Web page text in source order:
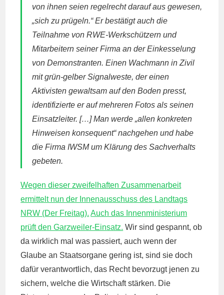
von ihnen seien regelrecht darauf aus gewesen,
„sich zu prügeln.“ Er bestätigt auch die
Teilnahme von RWE-Werkschützern und
Mitarbeitern seiner Firma an der Einkesselung
von Demonstranten. Einen Wachmann in Zivil
mit grün-gelber Signalweste, der einen
Aktivisten gewaltsam auf den Boden presst,
identifizierte er auf mehreren Fotos als seinen
Einsatzleiter. […] Man werde „allen konkreten
Hinweisen konsequent“ nachgehen und habe
die Firma IWSM um Klärung des Sachverhalts
gebeten.
Wegen dieser zweifelhaften Zusammenarbeit
ermittelt nun der Innenausschuss des Landtags
NRW (Der Freitag). Auch das Innenministerium
prüft den Garzweiler-Einsatz. Wir sind gespannt, ob
da wirklich mal was passiert, auch wenn der
Glaube an Staatsorgane gering ist, sind sie doch
dafür verantwortlich, das Recht bevorzugt jenen zu
sichern, welche die Wirtschaft stärken. Die